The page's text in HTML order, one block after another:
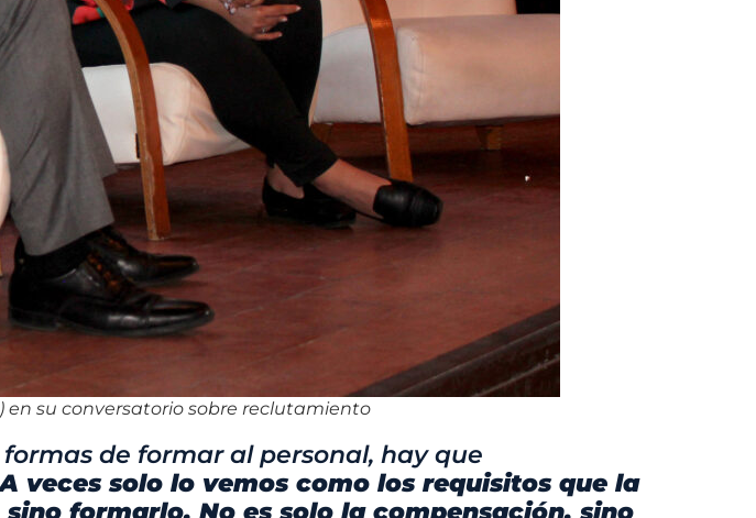
en su conversatorio sobre reclutamiento
de formar al personal, hay que
veces solo lo vemos como los requisitos que la
formarlo. No es solo la compensación, sino